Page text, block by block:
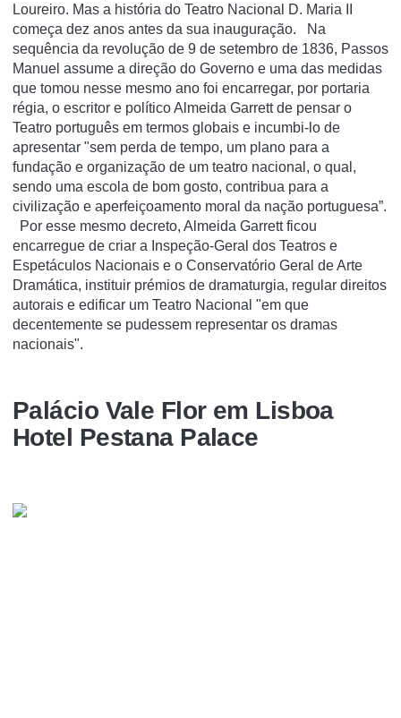
Loureiro. Mas a história do Teatro Nacional D. Maria II
começa dez anos antes da sua inauguração. Na
sequência da revolução de 9 de setembro de 1836, Passos
Manuel assume a direção do Governo e uma das medidas
que tomou nesse mesmo ano foi encarregar, por portaria
régia, o escritor e político Almeida Garrett de pensar o
Teatro português em termos globais e incumbi-lo de
apresentar "sem perda de tempo, um plano para a
fundação e organização de um teatro nacional, o qual,
sendo uma escola de bom gosto, contribua para a
civilização e aperfeiçoamento moral da nação portuguesa”.
Por esse mesmo decreto, Almeida Garrett ficou
encarregue de criar a Inspeção-Geral dos Teatros e
Espetáculos Nacionais e o Conservatório Geral de Arte
Dramática, instituir prémios de dramaturgia, regular direitos
autorais e edificar um Teatro Nacional "em que
decentemente se pudessem representar os dramas
nacionais".
Palácio Vale Flor em Lisboa
Hotel Pestana Palace